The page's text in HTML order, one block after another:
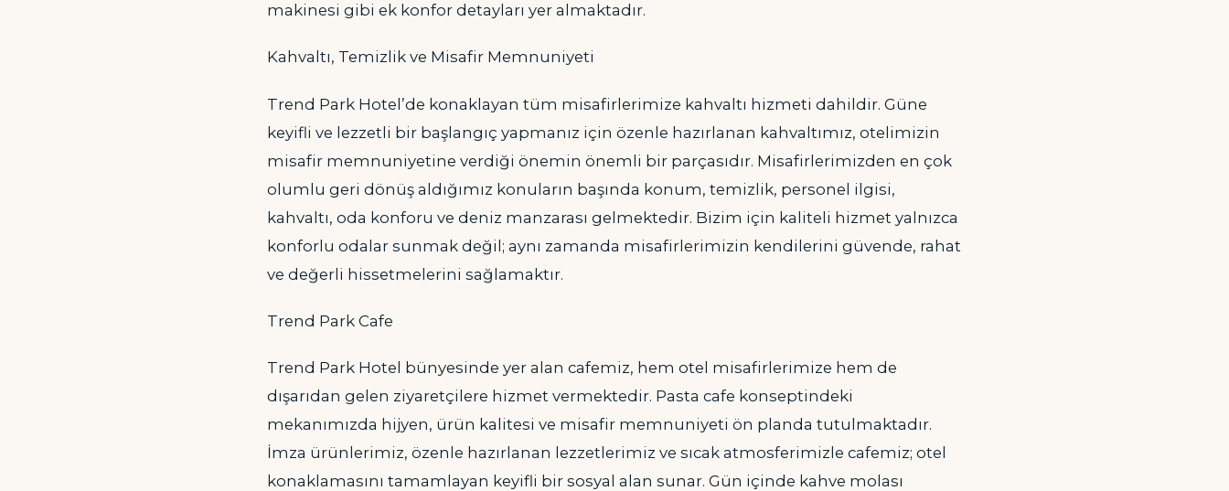
makinesi gibi ek konfor detayları yer almaktadır.
Kahvaltı, Temizlik ve Misafir Memnuniyeti
Trend Park Hotel’de konaklayan tüm misafirlerimize kahvaltı hizmeti dahildir. Güne
keyifli ve lezzetli bir başlangıç yapmanız için özenle hazırlanan kahvaltımız, otelimizin
misafir memnuniyetine verdiği önemin önemli bir parçasıdır. Misafirlerimizden en çok
olumlu geri dönüş aldığımız konuların başında konum, temizlik, personel ilgisi,
kahvaltı, oda konforu ve deniz manzarası gelmektedir. Bizim için kaliteli hizmet yalnızca
konforlu odalar sunmak değil; aynı zamanda misafirlerimizin kendilerini güvende, rahat
ve değerli hissetmelerini sağlamaktır.
Trend Park Cafe
Trend Park Hotel bünyesinde yer alan cafemiz, hem otel misafirlerimize hem de
dışarıdan gelen ziyaretçilere hizmet vermektedir. Pasta cafe konseptindeki
mekanımızda hijyen, ürün kalitesi ve misafir memnuniyeti ön planda tutulmaktadır.
İmza ürünlerimiz, özenle hazırlanan lezzetlerimiz ve sıcak atmosferimizle cafemiz; otel
konaklamasını tamamlayan keyifli bir sosyal alan sunar. Gün içinde kahve molası